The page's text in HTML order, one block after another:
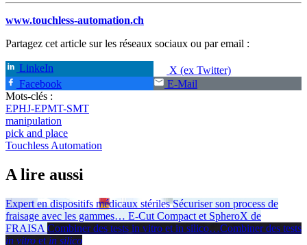
www.touchless-automation.ch
Partagez cet article sur les réseaux sociaux ou par email :
LinkeIn
X (ex Twitter)
Facebook
E-Mail
Mots-clés :
EPHJ-EPMT-SMT
manipulation
pick and place
Touchless Automation
A lire aussi
Expert en dispositifs médicaux stériles Sécuriser son process de
fraisage avec les gammes… E-Cut Compact et SpheroX de
FRAISA Combiner des tests in vitro et in silico…Combiner des tests
in vitro et in silico